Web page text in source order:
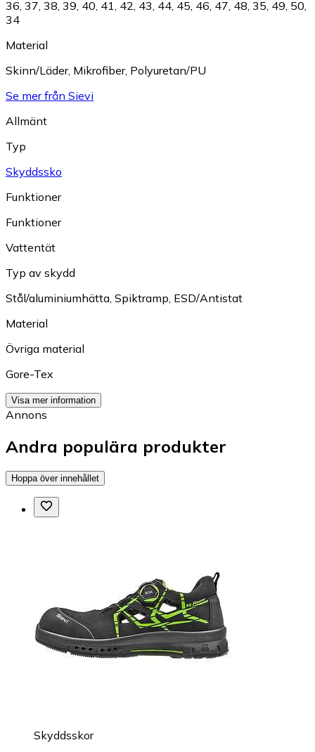
36 37 38 39 40 41 42 43 44 45 46 47 48 35 49 50
34
Material
Skinn/Läder, Mikrofiber, Polyuretan/PU
Se mer från Sievi
Allmänt
Typ
Skyddssko
Funktioner
Funktioner
Vattentät
Typ av skydd
Stål/aluminiumhätta Spiktramp ESD/Antistat
Material
Övriga material
Gore-Tex
Visa mer information
Annons
Andra populära produkter
Hoppa över innehållet
Skyddsskor